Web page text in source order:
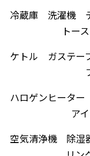
冷蔵庫 洗濯機
トー
ケトル ガステ
ハロゲンヒータ
ア
空気清浄機 除